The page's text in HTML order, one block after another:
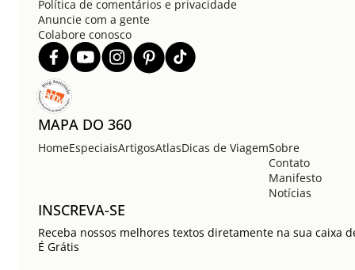
Política de comentários e privacidade
Anuncie com a gente
Colabore conosco
MAPA DO 360
HomeEspeciaisArtigosAtlasDicas de ViagemSobre
Contato
Manifesto
Notícias
INSCREVA-SE
Receba nossos melhores textos diretamente na sua caixa
É Grátis